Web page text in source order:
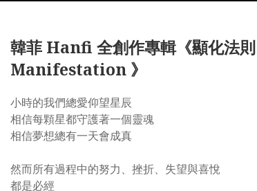
韓菲 Hanfi 全創作專輯《顯化法則
Manifestation 》
⼩時的我們總愛仰望星辰
相信每顆星都守護著⼀個靈魂
相信夢想總有⼀天會成真
然⽽所有過程中的努⼒、挫折、失望與喜悅
都是必經